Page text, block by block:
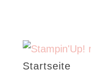
Startseite